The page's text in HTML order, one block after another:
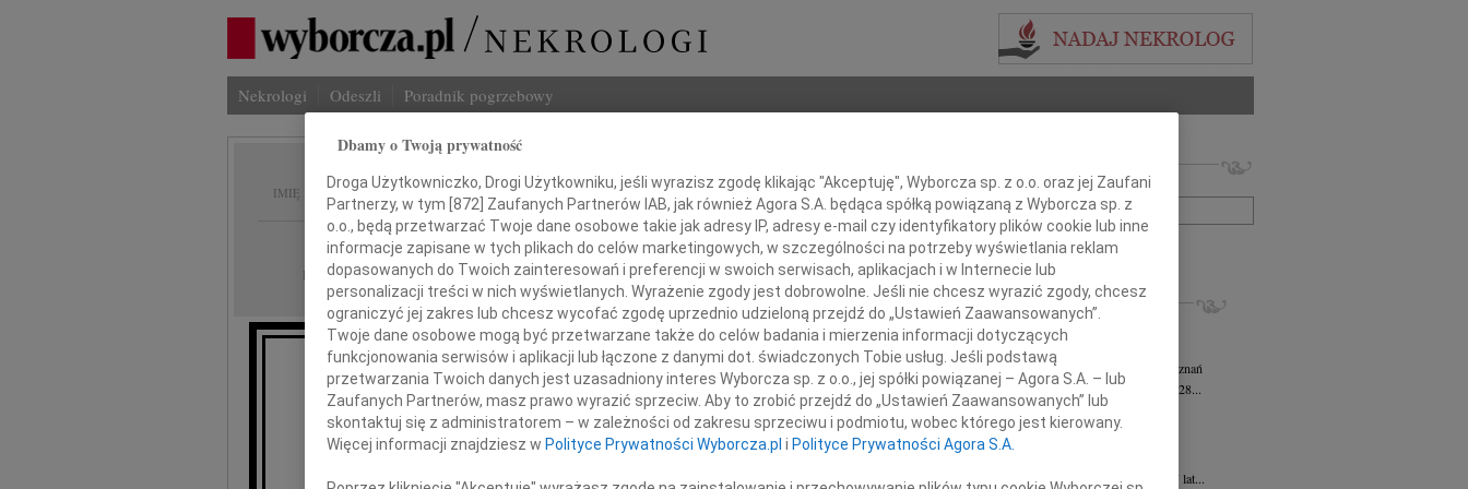
Nekrologi Odeszli Poradnik pogrzebowy
IMIĘ I NAZWISKO: Alina Kościńska
REGION: Poznań
DATA EMISJI: 21.04.2011
"Śmierć bywa Lękiem, Bólem, Tajemnicą...
Śmierć bywa też Wybawieniem."
Imię i nazwisko lub numer ogłoszenia:
+ szukanie zaawansowane
INNE NEKROLOGI
Tadeusz Kotłowski 05.08.2026
Z ogromnym żalem i bólem w sercu...
Krystyna Kowandywiek: 93
Poznań
Z głębokim żalem zawiadamiamy, że w dniu 28...
Krystyna Janowicz
24.07.2026
"Pan jest Pasterzem moim, niczego mi nie...
Zbigniew Zygmunt
W dniu 9 lipca 2026 roku, zmarł w wieku 87 lat...
Dbamy o Twoją prywatność
Droga Użytkowniczko, Drogi Użytkowniku, jeśli wyrazisz zgodę klikając "Akceptuję", Wyborcza sp. z o.o. oraz jej Zaufani
Partnerzy, w tym [872] Zaufanych Partnerów IAB, jak również Agora S.A. będąca spółką powiązaną z Wyborcza sp. z
o.o., będą przetwarzać Twoje dane osobowe takie jak adresy IP, adresy e-mail czy identyfikatory plików cookie lub inne
informacje zapisane w tych plikach do celów marketingowych, w szczególności na potrzeby wyświetlania reklam
dopasowanych do Twoich zainteresowań i preferencji w swoich serwisach, aplikacjach i w Internecie lub
personalizacji treści w nich wyświetlanych. Wyrażenie zgody jest dobrowolne. Jeśli nie chcesz wyrazić zgody, chcesz
ograniczyć jej zakres lub chcesz wycofać zgodę uprzednio udzieloną przejdź do „Ustawień Zaawansowanych”.
Twoje dane osobowe mogą być przetwarzane także do celów badania i mierzenia informacji dotyczących
funkcjonowania serwisów i aplikacji lub łączone z danymi dot. świadczonych Tobie usług. Jeśli podstawą
przetwarzania Twoich danych jest uzasadniony interes Wyborcza sp. z o.o., jej spółki powiązanej – Agora S.A. – lub
Zaufanych Partnerów, masz prawo wyrazić sprzeciw. Aby to zrobić przejdź do „Ustawień Zaawansowanych” lub
skontaktuj się z administratorem – w zależności od zakresu sprzeciwu i podmiotu, wobec którego jest kierowany.
Więcej informacji znajdziesz w Polityce Prywatności Wyborcza.pl i Polityce Prywatności Agora S.A.